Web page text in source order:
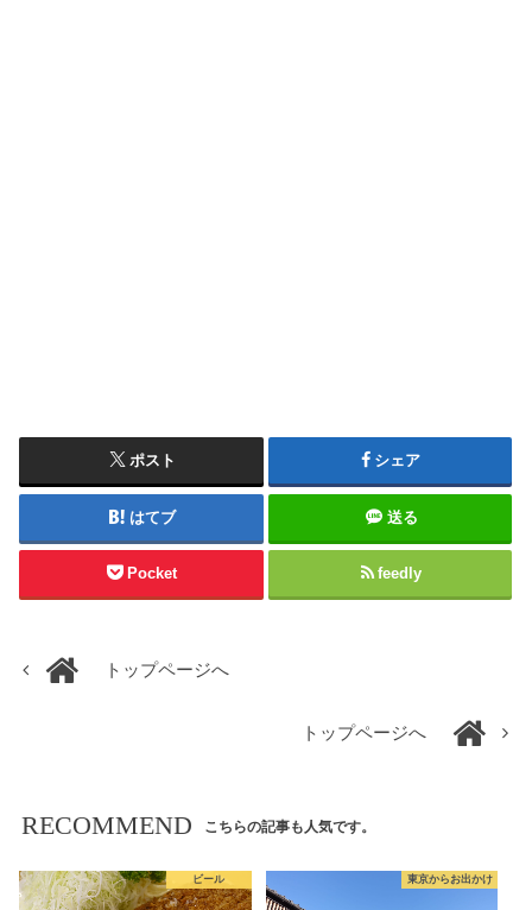
ポスト シェア
はてブ 送る
Pocket feedly
トップページへ
トップページへ
RECOMMEND こちらの記事も人気です。
ビール 東京からお出かけ